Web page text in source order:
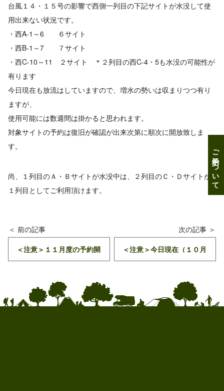
ご予約について
台風１４・１５号の影響で西側一列目の下記サイトが水没して使
用出来ない状況です。
・西A-1～6 ６サイト
・西B-1～7 ７サイト
・西C-10～11 ２サイト ＊２列目の西C-4・5も水没の可能性が
有ります
今日現在も放流はしていますので、増水の勢いは収まりつつ有り
ますが、
使用可能には数週間は掛かると思われます。
対象サイトの予約は復旧が確認が出来次第に順次に開放致しま
す。
尚、１列目のＡ・Ｂサイトが水没中は、２列目のＣ・Ｄサイトが
１列目としてご利用頂けます。
＜注意＞１１月度の予約開 ＜注意＞今日現在（１０月
知らせ